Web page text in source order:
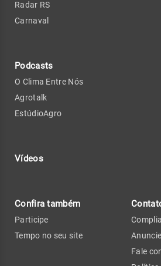
Radar RS
Carnaval
Podcasts
O Clima Entre Nós
Agrotalk
EstúdioAgro
Vídeos
Confira também
Participe
Tempo no seu site
Anuncie
Fale